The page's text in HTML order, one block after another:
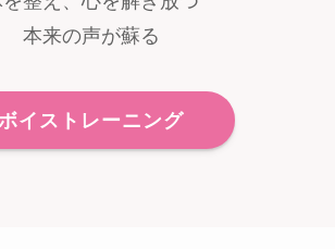
本来の声が蘇る
イストレーニング